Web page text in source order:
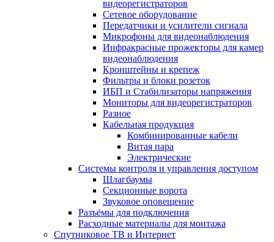
видеорегистраторов
Сетевое оборудование
Передатчики и усилители сигнала
Микрофоны для видеонаблюдения
Инфракрасные прожекторы для камер
видеонаблюдения
Кронштейны и крепеж
Фильтры и блоки розеток
ИБП и Стабилизаторы напряжения
Мониторы для видеорегистраторов
Разное
Кабельная продукция
Комбинированные кабели
Витая пара
Электрические
Системы контроля и управления доступом
Шлагбаумы
Секционные ворота
Звуковое оповещение
Разъёмы для подключения
Расходные материалы для монтажа
Спутниковое ТВ и Интернет